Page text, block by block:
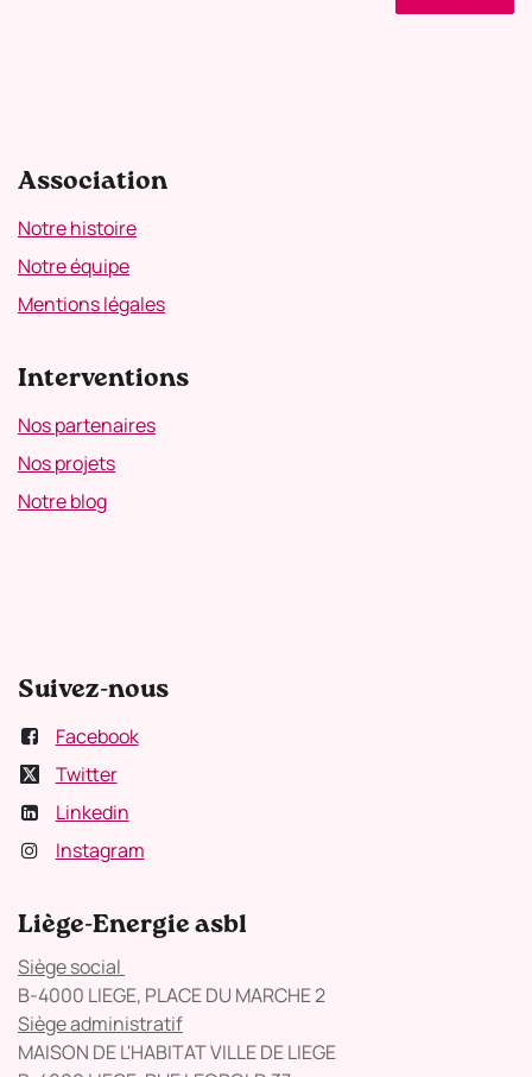
Association
Notre histoire
Notre équipe
Mentions légales
Interventions
Nos partenaires
Nos projets
Notre blog
Suivez-nous
Facebook
Twitter
Linkedin
Instagram
Liège-Energie asbl
Siège social
B-4000 LIEGE, PLACE DU MARCHE 2
Siège administratif
MAISON DE L'HABITAT VILLE DE LIEGE